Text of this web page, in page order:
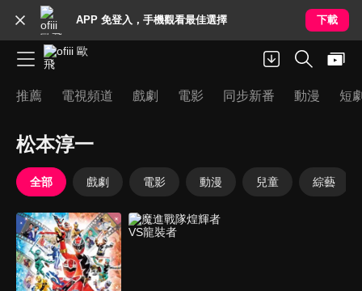
APP 免登入，手機觀看最佳選擇 下載
推薦 電視頻道 戲劇 電影 同步新番 動漫 短
松本淳一
全部 戲劇 電影 動漫 兒童 綜藝